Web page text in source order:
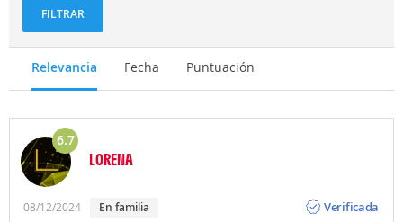
FILTRAR
Relevancia Fecha Puntuación
6.7
LORENA
08/12/2024 En familia
Verificada